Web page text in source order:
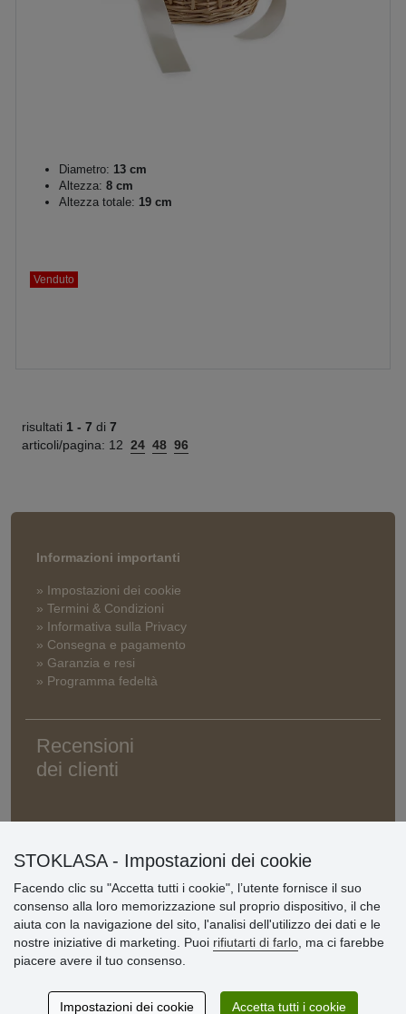
Diametro: 13 cm
Altezza: 8 cm
Altezza totale: 19 cm
Venduto
risultati 1 - 7 di 7
articoli/pagina: 12 24 48 96
Informazioni importanti
» Impostazioni dei cookie
» Termini & Condizioni
» Informativa sulla Privacy
» Consegna e pagamento
» Garanzia e resi
» Programma fedeltà
Recensioni
dei clienti
STOKLASA - Impostazioni dei cookie
Facendo clic su "Accetta tutti i cookie", l’utente fornisce il suo
consenso alla loro memorizzazione sul proprio dispositivo, il che
aiuta con la navigazione del sito, l'analisi dell'utilizzo dei dati e le
nostre iniziative di marketing. Puoi rifiutarti di farlo , ma ci farebbe
piacere avere il tuo consenso.
Impostazioni dei cookie Accetta tutti i cookie